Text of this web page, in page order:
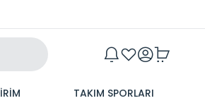
TAKIM SPORLARI